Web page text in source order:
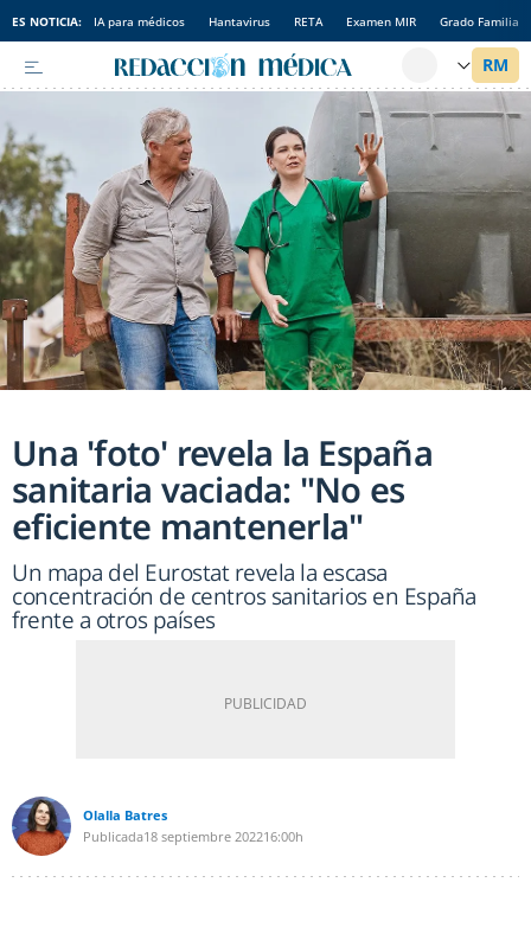
ES NOTICIA: IA para médicos Hantavirus RETA Examen MIR Grado Familia
Una 'foto' revela la España
sanitaria vaciada: "No es
eficiente mantenerla"
Un mapa del Eurostat revela la escasa
concentración de centros sanitarios en España
frente a otros países
Olalla Batres
Publicada18 septiembre 202216:00h